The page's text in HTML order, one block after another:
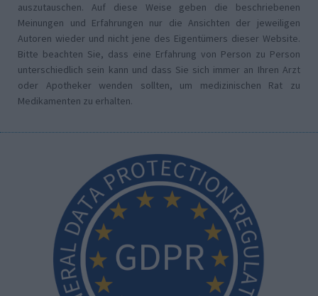
auszutauschen. Auf diese Weise geben die beschriebenen
Meinungen und Erfahrungen nur die Ansichten der jeweiligen
Autoren wieder und nicht jene des Eigentümers dieser Website.
Bitte beachten Sie, dass eine Erfahrung von Person zu Person
unterschiedlich sein kann und dass Sie sich immer an Ihren Arzt
oder Apotheker wenden sollten, um medizinischen Rat zu
Medikamenten zu erhalten.